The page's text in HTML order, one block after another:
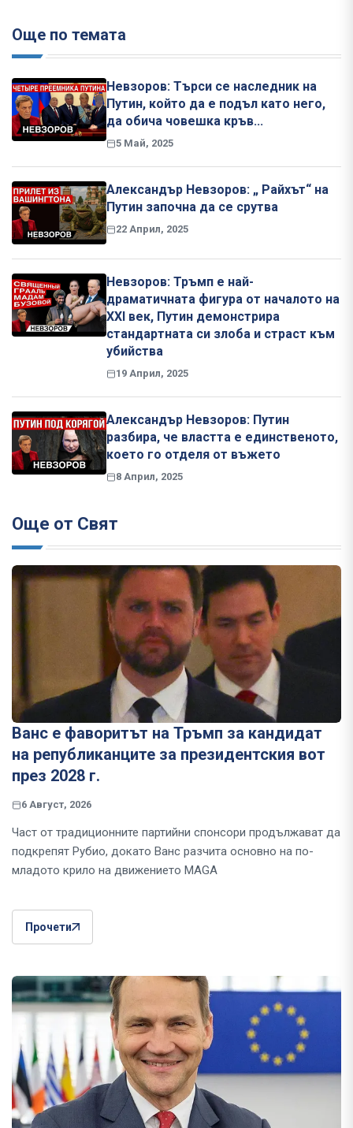
Още по темата
Невзоров: Търси се наследник на
Путин, който да е подъл като него,
да обича човешка кръв...
5 Май, 2025
Александър Невзоров: „ Райхът“ на
Путин започна да се срутва
22 Април, 2025
Невзоров: Тръмп е най-
драматичната фигура от началото на
XXI век, Путин демонстрира
стандартната си злоба и страст към
убийства
19 Април, 2025
Александър Невзоров: Путин
разбира, че властта е единственото,
което го отделя от въжето
8 Април, 2025
Още от Свят
Ванс е фаворитът на Тръмп за кандидат
на републиканците за президентския вот
през 2028 г.
6 Август, 2026
Част от традиционните партийни спонсори продължават да
подкрепят Рубио, докато Ванс разчита основно на по-
младото крило на движението MAGA
Прочети